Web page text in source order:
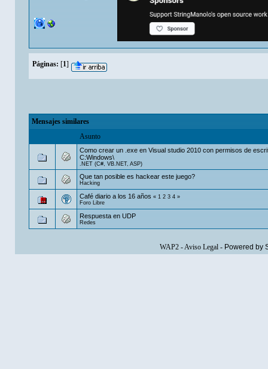
Páginas: [1]
Mensajes similares
Asunto
Como crear un .exe en Visual studio 2010 con permisos de
C:Windows\
.NET (C#, VB.NET, ASP)
Que tan posible es hackear este juego?
Hacking
Café diario a los 16 años «1 2 3 4»
Foro Libre
Respuesta en UDP
Redes
WAP2-Aviso Legal- Powered by